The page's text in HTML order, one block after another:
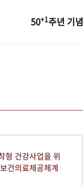
50+1주년 기념
형 건강사업을 위
건의료제공체계